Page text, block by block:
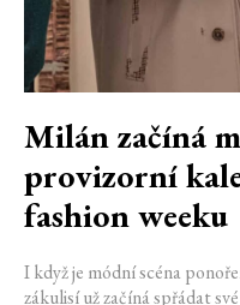
Milán začíná
provizorní
fashion weeku
I když je módní scéna
zákulisí už začíná spřádat